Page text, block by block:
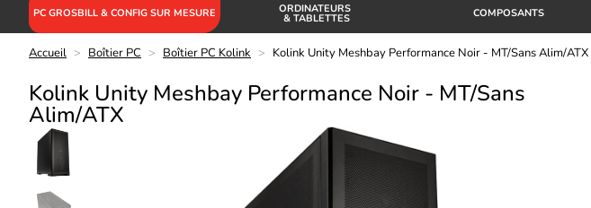
PC GROSBILL & CONFIG SUR MESURE ORDINATEURS
& TABLETTES COMPOSANTS
Accueil > Boîtier PC > Boîtier PC Kolink > Kolink Unity Meshbay Performance Noir - MT/Sans Alim/ATX
Kolink Unity Meshbay Performance Noir - MT/Sans
Alim/ATX